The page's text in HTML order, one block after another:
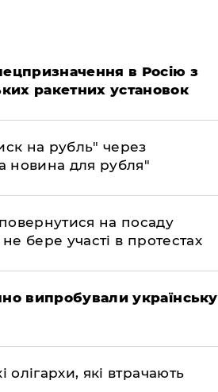
в Росію з
ракетних установок
на рубль" через
новина для рубля"
на посаду
бере участі в протестах
випробували українську
які втрачають